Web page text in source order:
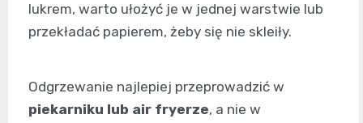
lukrem, warto ułożyć je w jednej warstwie lub
przekładać papierem, żeby się nie skleiły.
Odgrzewanie najlepiej przeprowadzić w
piekarniku lub air fryerze, a nie w